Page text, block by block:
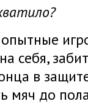
себя,
в
мяч до